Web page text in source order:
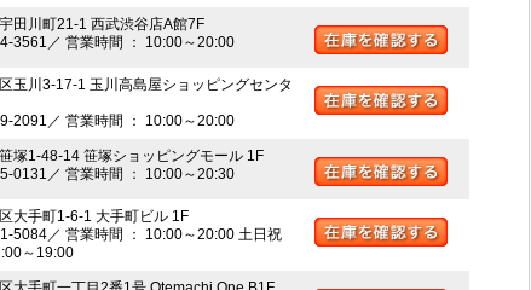
田川町21-1 西武渋谷店A館7F
3561／ 営業時間 ： 10:00～20:00
玉川3-17-1 玉川高島屋ショッピングセンタ
2091／ 営業時間 ： 10:00～20:00
塚1-48-14 笹塚ショッピングモール 1F
0131／ 営業時間 ： 10:00～20:30
大手町1-6-1 大手町ビル 1F
5084／ 営業時間 ： 10:00～20:00 土日祝
～19:00